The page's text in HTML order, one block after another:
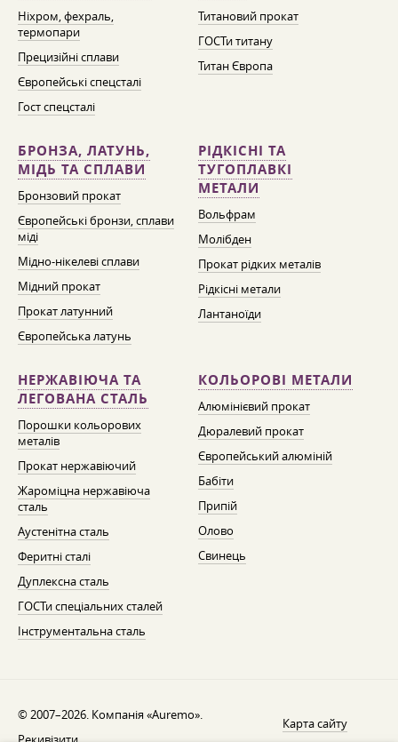
Ніхром, фехраль,
термопари
Прецизійні сплави
Європейські спецсталі
Гост спецсталі
Титановий прокат
ГОСТи титану
Титан Європа
БРОНЗА, ЛАТУНЬ,
МІДЬ ТА СПЛАВИ
Бронзовий прокат
Європейські бронзи, сплави
міді
Мідно-нікелеві сплави
Мідний прокат
Прокат латунний
Європейська латунь
РІДКІСНІ ТА
ТУГОПЛАВКІ
МЕТАЛИ
Вольфрам
Молібден
Прокат рідких металів
Рідкісні метали
Лантаноїди
НЕРЖАВІЮЧА ТА
ЛЕГОВАНА СТАЛЬ
Порошки кольорових
металів
Прокат нержавіючий
Жароміцна нержавіюча
сталь
Аустенітна сталь
Феритні сталі
Дуплексна сталь
ГОСТи спеціальних сталей
Інструментальна сталь
КОЛЬОРОВІ МЕТАЛИ
Алюмінієвий прокат
Дюралевий прокат
Європейський алюміній
Бабіти
Припій
Олово
Свинець
© 2007–2026. Компанія «Auremo».
Карта сайту